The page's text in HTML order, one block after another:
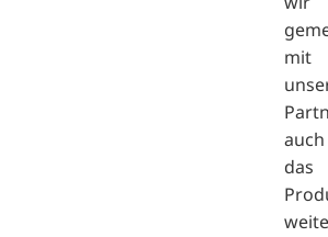
mit
auch
das